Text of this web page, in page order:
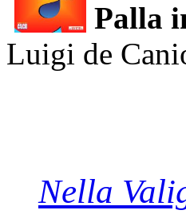
Palla
Luigi de
Nella